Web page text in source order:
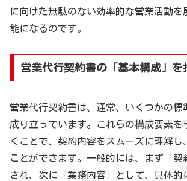
に向けた無駄のない効率的な営業活動を
能になるのです。
営業代行契約書の「基本構成」を
営業代行契約書は、通常、いくつかの標
成り立っています。これらの構成要素を
くことで、契約内容をスムーズに理解し
ことができます。一般的には、まず「契
され、次に「業務内容」として、具体的